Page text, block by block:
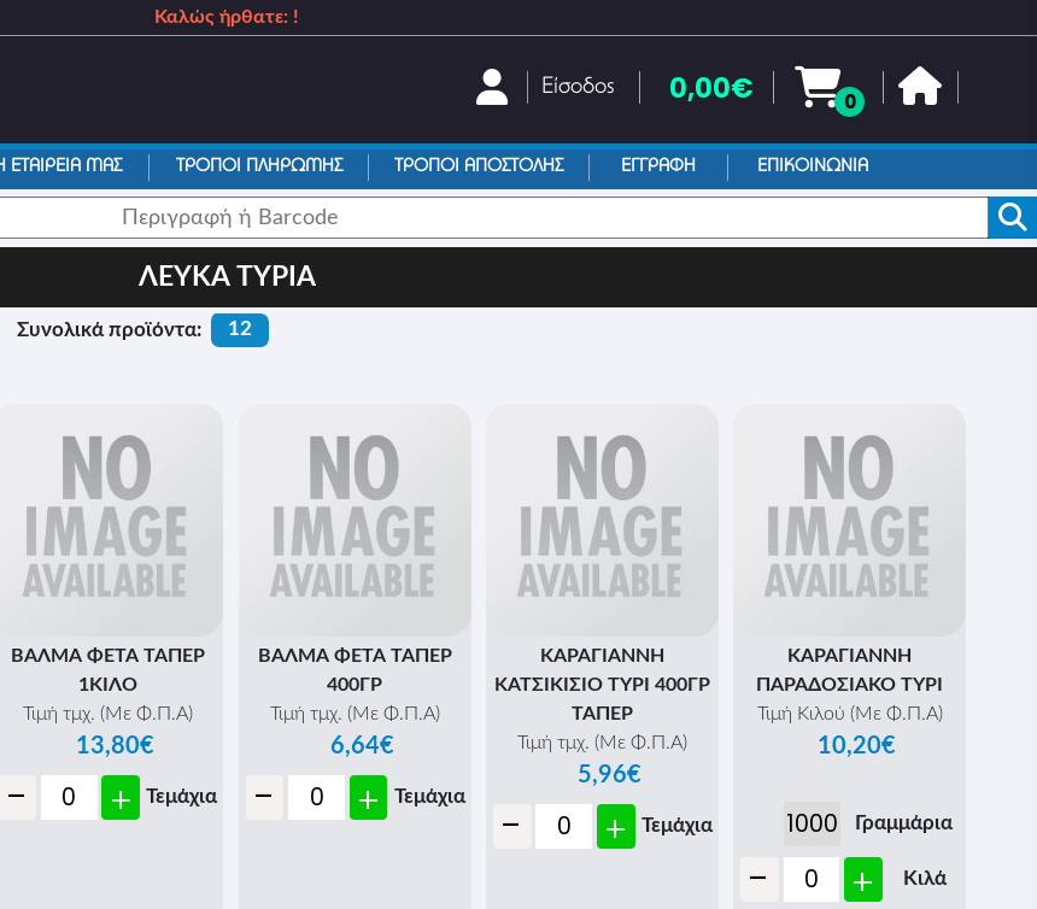
Καλώς ήρθατε: !
Είσοδος 0,00€ 0
ΕΤΑΙΡΕΙΑ ΜΑΣ ΤΡΟΠΟΙ ΠΛΗΡΩΜΗΣ ΤΡΟΠΟΙ ΑΠΟΣΤΟΛΗΣ ΕΓΓΡΑΦΗ ΕΠΙΚΟΙΝΩΝΙΑ
ΛΕΥΚΑ ΤΥΡΙΑ
Συνολικά προϊόντα: 12
ΒΑΛΜΑ ΦΕΤΑ ΤΑΠΕΡ
1ΚΙΛΟ
Τιμή τμχ. (Με Φ.Π.Α)
13,80€
- + Τεμάχια
ΒΑΛΜΑ ΦΕΤΑ ΤΑΠΕΡ
400ΓΡ
Τιμή τμχ. (Με Φ.Π.Α)
6,64€
- + Τεμάχια
ΚΑΡΑΓΙΑΝΝΗ
ΚΑΤΣΙΚΙΣΙΟ ΤΥΡΙ 400ΓΡ
ΤΑΠΕΡ
Τιμή τμχ. (Με Φ.Π.Α)
5,96€
- + Τεμάχια
ΚΑΡΑΓΙΑΝΝΗ
ΠΑΡΑΔΟΣΙΑΚΟ ΤΥΡΙ
Τιμή Κιλού (Με Φ.Π.Α)
10,20€
Γραμμάρια
- + Κιλά